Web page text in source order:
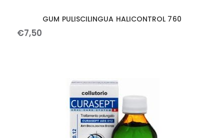
GUM PULISCILINGUA HALICONTROL 760
€7,50